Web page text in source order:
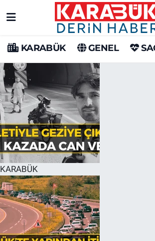
KARABÜK GENEL
KARABÜK
Karabük Hava Durumu
Karabük Trafik Yoğunluk Haritası
Süper Lig Puan Durumu ve Fikstür
Tüm Manşetler
Son Dakika Haberleri
Haber Arşivi